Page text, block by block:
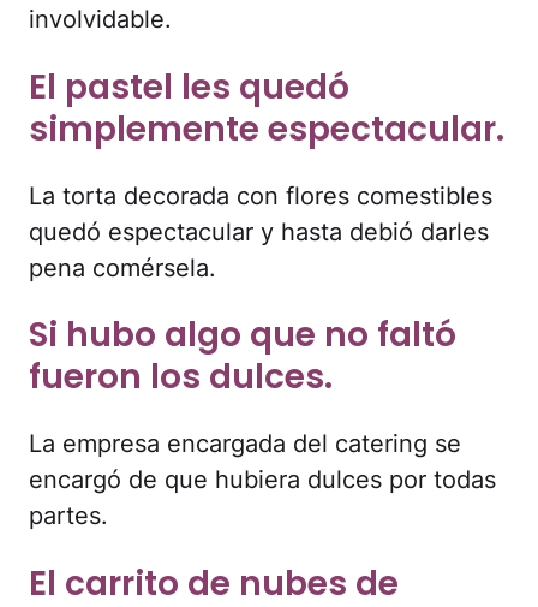
involvidable.
El pastel les quedó
simplemente espectacular.
La torta decorada con flores comestibles
quedó espectacular y hasta debió darles
pena comérsela.
Si hubo algo que no faltó
fueron los dulces.
La empresa encargada del catering se
encargó de que hubiera dulces por todas
partes.
El carrito de nubes de